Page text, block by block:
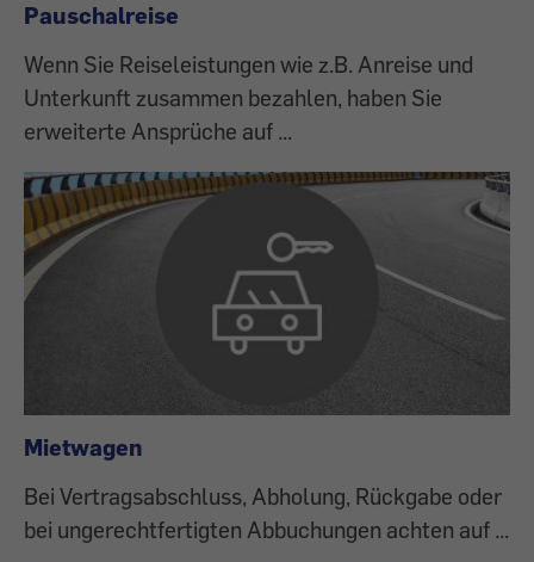
Pauschalreise
Wenn Sie Reiseleistungen wie z.B. Anreise und
Unterkunft zusammen bezahlen, haben Sie
erweiterte Ansprüche auf ...
Mietwagen
Bei Vertragsabschluss, Abholung, Rückgabe oder
bei ungerechtfertigten Abbuchungen achten auf ...